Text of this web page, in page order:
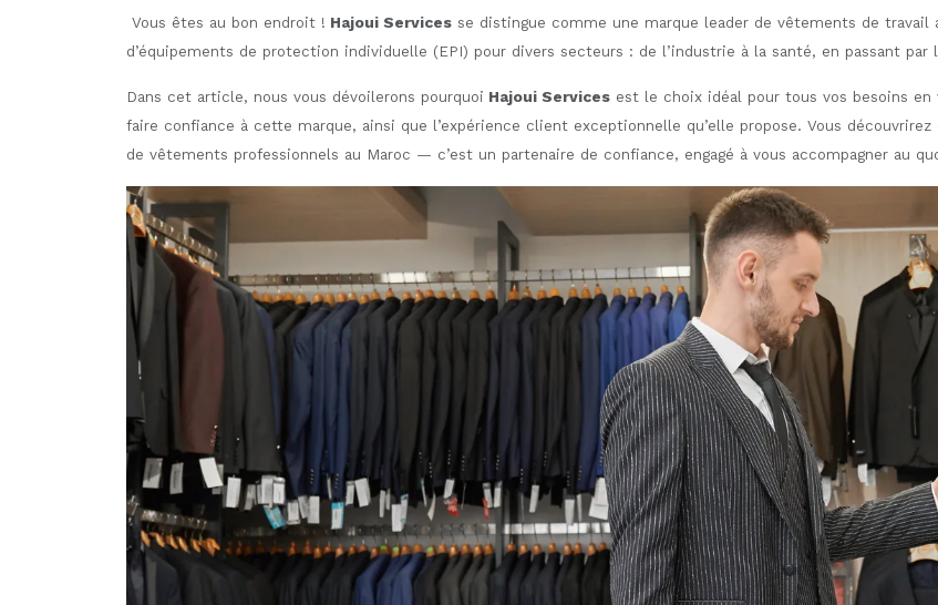
Vous êtes au bon endroit ! Hajoui Services se distingue comme une marque leader de vêtements de
d’équipements de protection individuelle (EPI) pour divers secteurs : de l’industrie à la santé, en passant
Dans cet article, nous vous dévoilerons pourquoi Hajoui Services est le choix idéal pour tous vos besoins
faire confiance à cette marque, ainsi que l’expérience client exceptionnelle qu’elle propose. Vous
de vêtements professionnels au Maroc — c’est un partenaire de confiance, engagé à vous accompagner au